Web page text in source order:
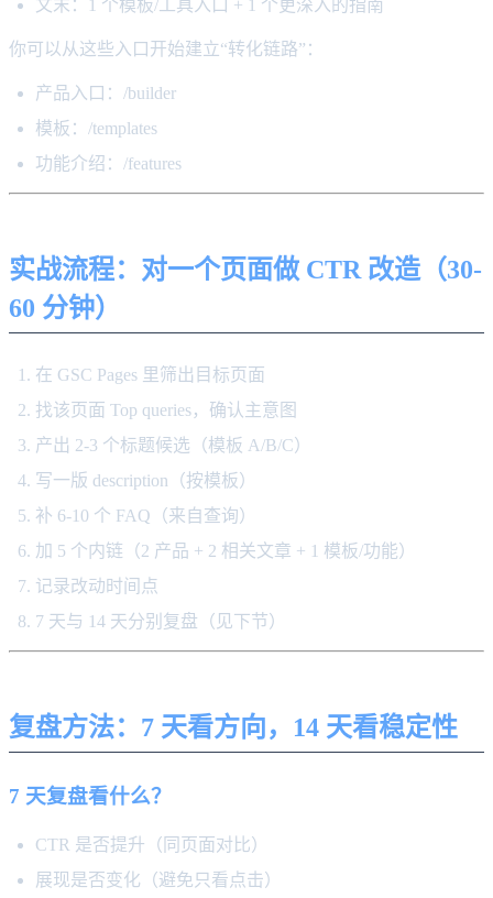
文末：1 个模板/工具入口 + 1 个更深入的指南
你可以从这些入口开始建立“转化链路”：
产品入口：/builder
模板：/templates
功能介绍：/features
实战流程：对一个页面做 CTR 改造（30-
60 分钟）
在 GSC Pages 里筛出目标页面
找该页面 Top queries，确认主意图
产出 2-3 个标题候选（模板 A/B/C）
写一版 description（按模板）
补 6-10 个 FAQ（来自查询）
加 5 个内链（2 产品 + 2 相关文章 + 1 模板/功能）
记录改动时间点
7 天与 14 天分别复盘（见下节）
复盘方法：7 天看方向，14 天看稳定性
7 天复盘看什么？
CTR 是否提升（同页面对比）
展现是否变化（避免只看点击）